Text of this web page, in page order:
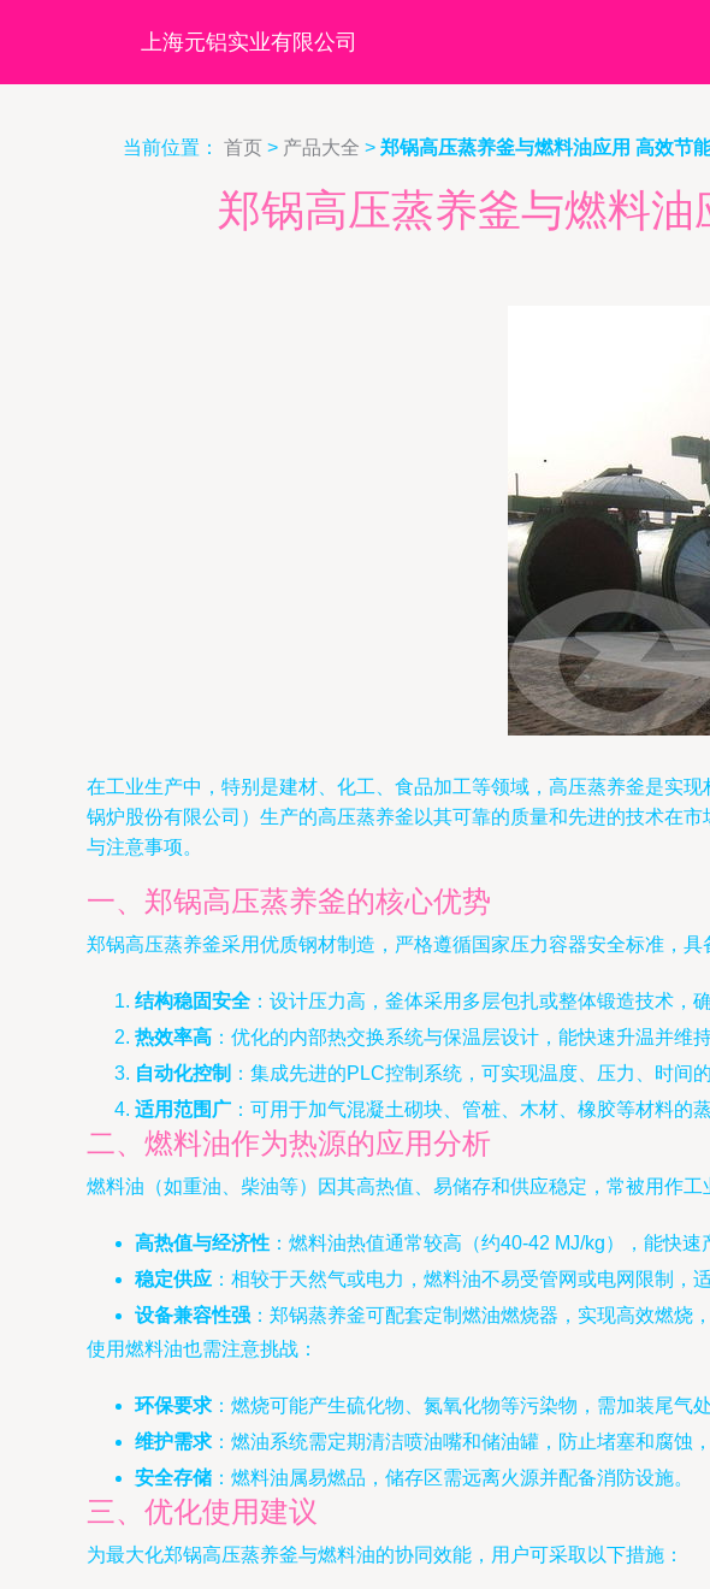
上海元铝实业有限公司
当前位置： 首页 > 产品大全 > 郑锅高压蒸养釜与燃料油应用 高效节
郑锅高压蒸养釜与燃料
在工业生产中，特别是建材、化工、食品加工等领域，高压蒸养釜是实
锅炉股份有限公司）生产的高压蒸养釜以其可靠的质量和先进的技术在
与注意事项。
一、郑锅高压蒸养釜的核心优势
郑锅高压蒸养釜采用优质钢材制造，严格遵循国家压力容器安全标准，具
结构稳固安全 ：设计压力高，釜体采用多层包扎或整体锻造技术，
热效率高 ：优化的内部热交换系统与保温层设计，能快速升温并维
自动化控制 ：集成先进的PLC控制系统，可实现温度、压力、时间
适用范围广 ：可用于加气混凝土砌块、管桩、木材、橡胶等材料的
二、燃料油作为热源的应用分析
燃料油（如重油、柴油等）因其高热值、易储存和供应稳定，常被用作
高热值与经济性 ：燃料油热值通常较高（约40-42 MJ/kg），能快
稳定供应 ：相较于天然气或电力，燃料油不易受管网或电网限制，
设备兼容性强 ：郑锅蒸养釜可配套定制燃油燃烧器，实现高效燃烧
使用燃料油也需注意挑战：
环保要求 ：燃烧可能产生硫化物、氮氧化物等污染物，需加装尾气
维护需求 ：燃油系统需定期清洁喷油嘴和储油罐，防止堵塞和腐蚀
安全存储 ：燃料油属易燃品，储存区需远离火源并配备消防设施。
三、优化使用建议
为最大化郑锅高压蒸养釜与燃料油的协同效能，用户可采取以下措施：